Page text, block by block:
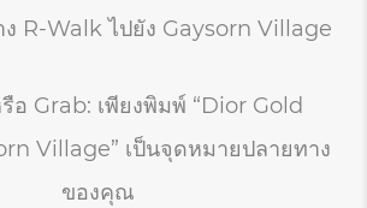
R-Walk ไปยัง Gaysorn Village
อ Grab: เพียงพิมพ์ “Dior Gold
Village” เป็นจุดหมายปลายทาง
ของคุณ